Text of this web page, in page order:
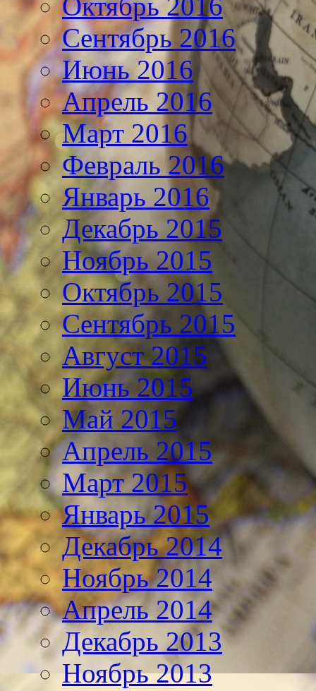
Сентябрь 2016
Июнь 2016
Апрель 2016
Март 2016
Февраль 2016
Январь 2016
Декабрь 2015
Ноябрь 2015
Октябрь 2015
Сентябрь 2015
Август 2015
Июнь 2015
Май 2015
Апрель 2015
Март 2015
Январь 2015
Декабрь 2014
Ноябрь 2014
Апрель 2014
Декабрь 2013
Ноябрь 2013